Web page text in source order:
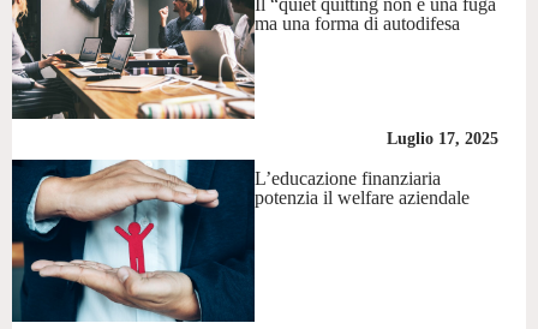
Il “quiet quitting non è una fuga
ma una forma di autodifesa
Luglio 17, 2025
L’educazione finanziaria
potenzia il welfare aziendale